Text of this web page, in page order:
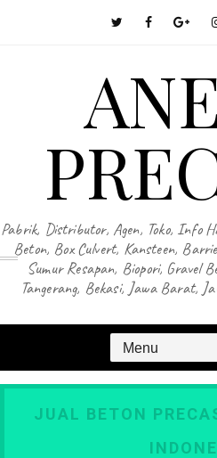
Pabrik, Distributor, Agen, Toko, Info
Beton, Box Culvert, Kansteen,
Sumur Resapan, Biopori, Gravel
Tangerang, Bekasi, Jawa Barat,
JUAL BETON